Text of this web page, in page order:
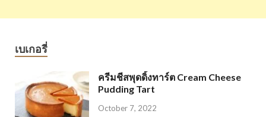
เบเกอรี่
ครีมชีสพุดดิ้งทาร์ต Cream Cheese
Pudding Tart
October 7, 2022